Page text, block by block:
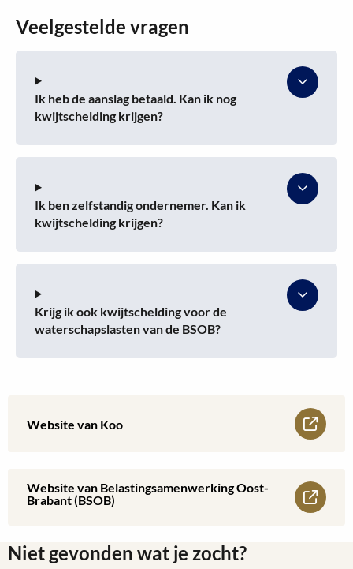
Veelgestelde vragen
Ik heb de aanslag betaald. Kan ik nog
kwijtschelding krijgen?
Ik ben zelfstandig ondernemer. Kan ik
kwijtschelding krijgen?
Krijg ik ook kwijtschelding voor de
waterschapslasten van de BSOB?
Website van Koo
Lees
over
van
Website van Belastingsamenwerking Oost-
Brabant (BSOB)
Lees
over
Niet gevonden wat je zocht?